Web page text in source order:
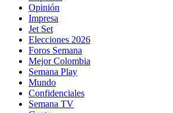
Opinión
Impresa
Jet Set
Elecciones 2026
Foros Semana
Mejor Colombia
Semana Play
Mundo
Confidenciales
Semana TV